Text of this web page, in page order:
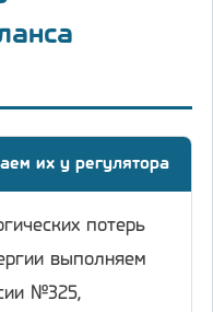
их у регулятора
потерь
выполняем
№325,